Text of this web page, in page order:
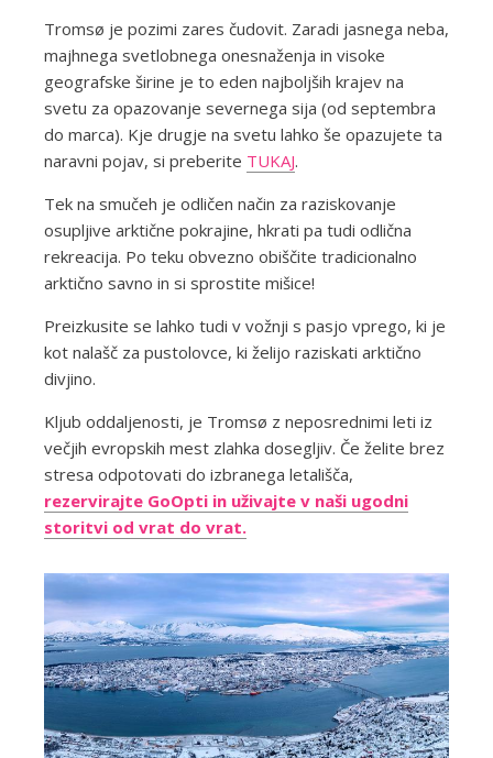
Tromsø je pozimi zares čudovit. Zaradi jasnega neba,
majhnega svetlobnega onesnaženja in visoke
geografske širine je to eden najboljših krajev na
svetu za opazovanje severnega sija (od septembra
do marca). Kje drugje na svetu lahko še opazujete ta
naravni pojav, si preberite TUKAJ.
Tek na smučeh je odličen način za raziskovanje
osupljive arktične pokrajine, hkrati pa tudi odlična
rekreacija. Po teku obvezno obiščite tradicionalno
arktično savno in si sprostite mišice!
Preizkusite se lahko tudi v vožnji s pasjo vprego, ki je
kot nalašč za pustolovce, ki želijo raziskati arktično
divjino.
Kljub oddaljenosti, je Tromsø z neposrednimi leti iz
večjih evropskih mest zlahka dosegljiv. Če želite brez
stresa odpotovati do izbranega letališča,
rezervirajte GoOpti in uživajte v naši ugodni
storitvi od vrat do vrat.